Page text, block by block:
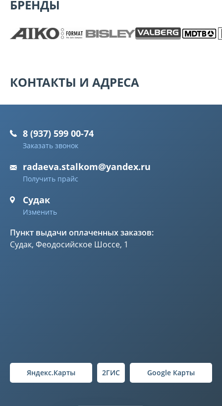
БРЕНДЫ
КОНТАКТЫ И АДРЕСА
8 (937) 599 00-74
Заказать звонок
radaeva.stalkom@yandex.ru
Получить прайс
Судак
Изменить
Пункт выдачи оплаченных заказов:
Судак, Феодосийское Шоссе, 1
Яндекс.Карты 2ГИС Google Карты